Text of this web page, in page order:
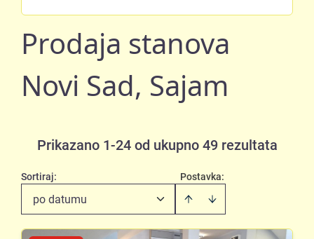
Prodaja stanova
Novi Sad, Sajam
Prikazano 1-24 od ukupno 49 rezultata
Postavka:
Sortiraj:
po datumu